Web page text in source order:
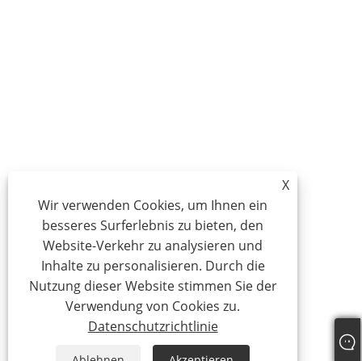
X
Wir verwenden Cookies, um Ihnen ein
besseres Surferlebnis zu bieten, den
Website-Verkehr zu analysieren und
Inhalte zu personalisieren. Durch die
Nutzung dieser Website stimmen Sie der
Verwendung von Cookies zu.
Datenschutzrichtlinie